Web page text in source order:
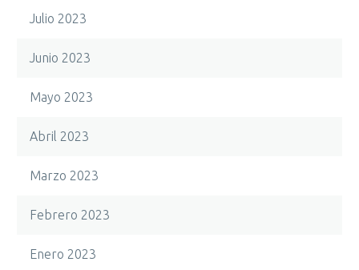
Julio 2023
Junio 2023
Mayo 2023
Abril 2023
Marzo 2023
Febrero 2023
Enero 2023